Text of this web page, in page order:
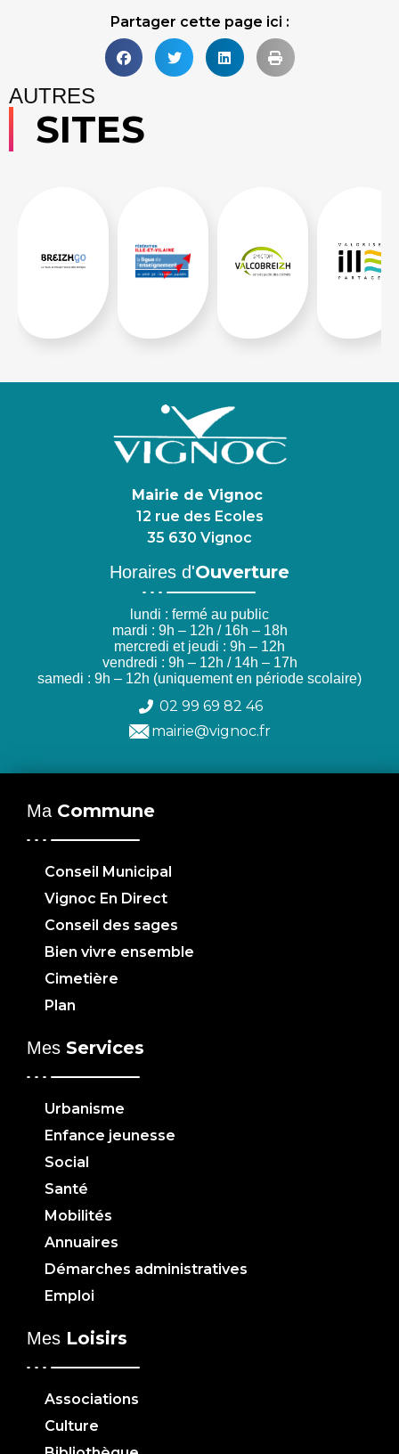
Partager cette page ici :
AUTRES
SITES
Mairie de Vignoc
12 rue des Ecoles
35 630 Vignoc
Horaires d'Ouverture
lundi : fermé au public
mardi : 9h – 12h / 16h – 18h
mercredi et jeudi : 9h – 12h
vendredi : 9h – 12h / 14h – 17h
samedi : 9h – 12h (uniquement en période scolaire)
02 99 69 82 46
mairie@vignoc.fr
Ma Commune
Conseil Municipal
Vignoc En Direct
Conseil des sages
Bien vivre ensemble
Cimetière
Plan
Mes Services
Urbanisme
Enfance jeunesse
Social
Santé
Mobilités
Annuaires
Démarches administratives
Emploi
Mes Loisirs
Associations
Culture